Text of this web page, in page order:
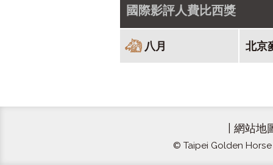
國際影評人費比西獎
八月 北京
網站地
© Taipei Golden